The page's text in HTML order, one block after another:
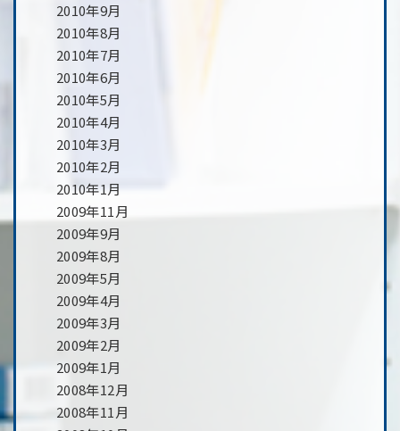
2010年9月
2010年8月
2010年7月
2010年6月
2010年5月
2010年4月
2010年3月
2010年2月
2010年1月
2009年11月
2009年9月
2009年8月
2009年5月
2009年4月
2009年3月
2009年2月
2009年1月
2008年12月
2008年11月